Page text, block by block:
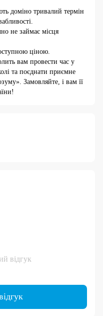
доміно тривалий термін
не займає місця
ціною.
вам провести час у
та поєднати приємне
Замовляйте, і вам її
відгук